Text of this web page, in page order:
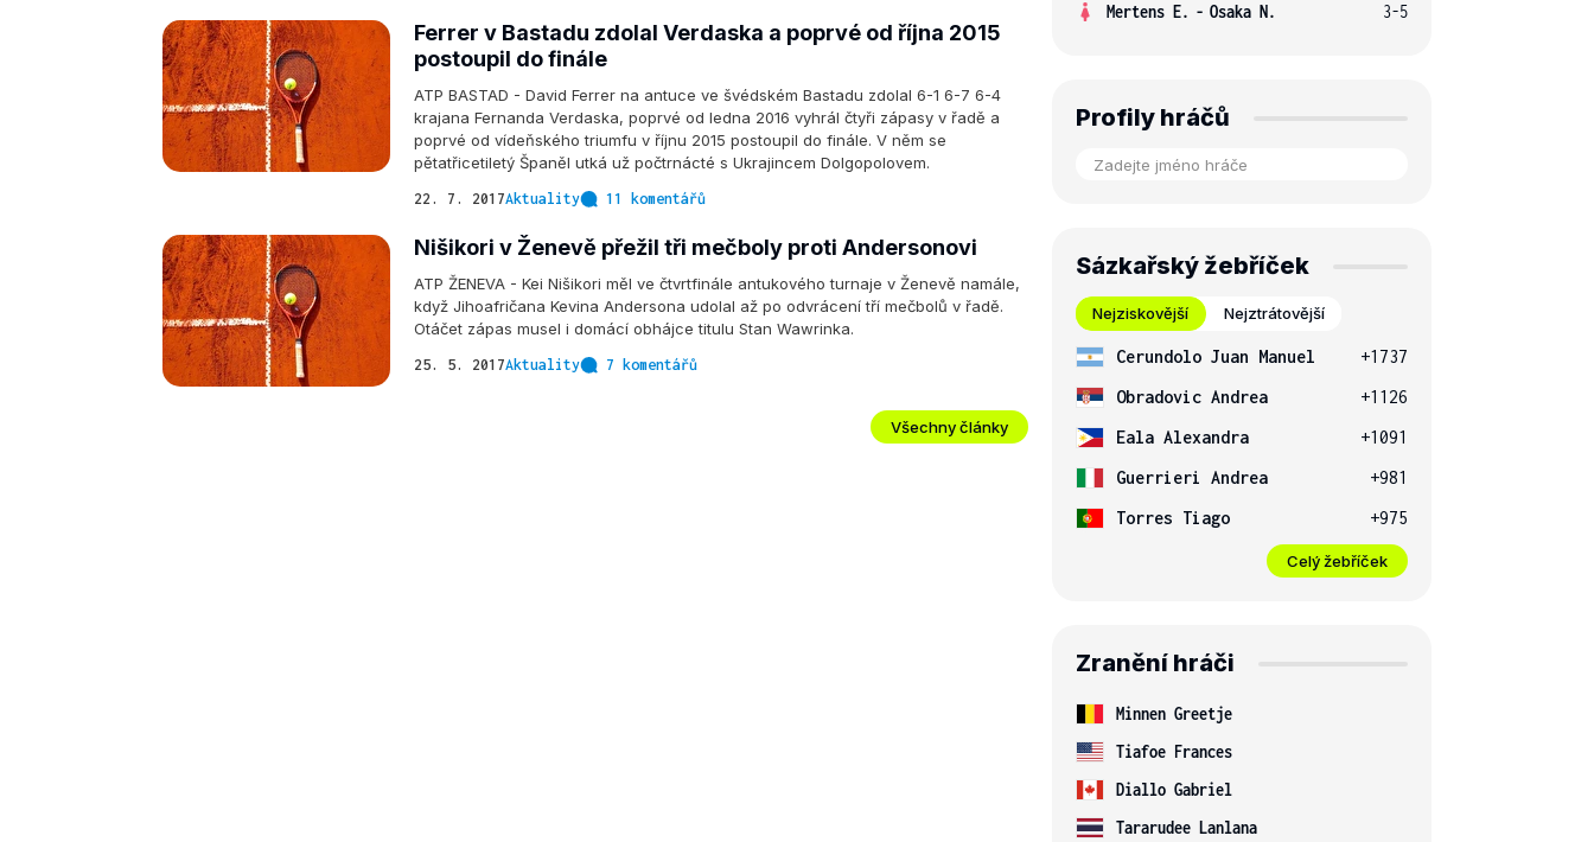
Ferrer v Bastadu zdolal Verdaska a poprvé od října 2015
postoupil do finále
ATP BASTAD - David Ferrer na antuce ve švédském Bastadu zdolal 6-1 6-7 6-4
krajana Fernanda Verdaska, poprvé od ledna 2016 vyhrál čtyři zápasy v řadě a
poprvé od vídeňského triumfu v říjnu 2015 postoupil do finále. V něm se
pětatřicetiletý Španěl utká už počtrnácté s Ukrajincem Dolgopolovem.
22. 7. 2017Aktuality 11 komentářů
Nišikori v Ženevě přežil tři mečboly proti Andersonovi
ATP ŽENEVA - Kei Nišikori měl ve čtvrtfinále antukového turnaje v Ženevě namále,
když Jihoafričana Kevina Andersona udolal až po odvrácení tří mečbolů v řadě.
Otáčet zápas musel i domácí obhájce titulu Stan Wawrinka.
25. 5. 2017Aktuality 7 komentářů
Všechny články
Mertens E. - Osaka N. 3-5
Profily hráčů
Sázkařský žebříček
Nejziskovější Nejztrátovější
Cerundolo Juan Manuel
+1737
Obradovic Andrea
+1126
Eala Alexandra
+1091
Guerrieri Andrea
+981
Torres Tiago
+975
Celý žebříček
Zranění hráči
Minnen Greetje
Tiafoe Frances
Diallo Gabriel
Tararudee Lanlana